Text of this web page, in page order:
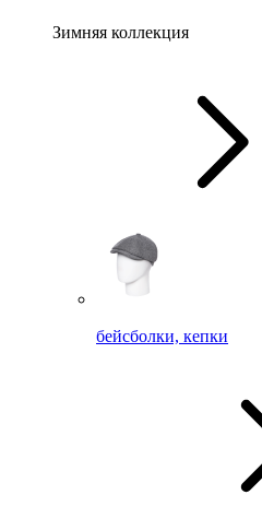
Зимняя коллекция
бейсболки, кепки